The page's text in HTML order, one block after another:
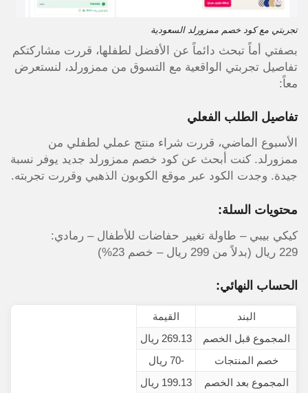
تجربتي مع كود خصم ممزورلد السعودية
بصفتي أماً تبحث دائماً عن الأفضل لطفلها، قررت مشاركتكم
تفاصيل تجربتي الواقعية مع التسوق من ممزورلد، لنستعرض
معاً:
تفاصيل الطلب الفعلي
الأسبوع الماضي، قررت شراء منتج عملي لطفلي من
ممزورلد. كنت أبحث عن كود خصم ممزورلد جديد يوفر نسبة
جيدة. وجدت الكود عبر موقع الكوبون الذهبي وقررت تجربته.
محتويات السلة:
كيكي بيبي – طاولة تغيير حفاضات للأطفال – رمادي:
229 ريال (بدلاً من 299 ريال – خصم 23%)
الحساب النهائي:
البند
القيمة
المجموع قبل الخصم
269.13 ريال
خصم المنتجات
-70 ريال
المجموع بعد الخصم
199.13 ريال